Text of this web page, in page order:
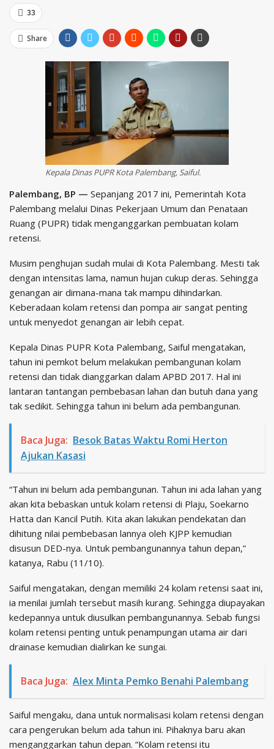
33
Share
Kepala Dinas PUPR Kota Palembang, Saiful.
Palembang, BP — Sepanjang 2017 ini, Pemerintah Kota
Palembang melalui Dinas Pekerjaan Umum dan Penataan
Ruang (PUPR) tidak menganggarkan pembuatan kolam
retensi.
Musim penghujan sudah mulai di Kota Palembang. Mesti tak
dengan intensitas lama, namun hujan cukup deras. Sehingga
genangan air dimana-mana tak mampu dihindarkan.
Keberadaan kolam retensi dan pompa air sangat penting
untuk menyedot genangan air lebih cepat.
Kepala Dinas PUPR Kota Palembang, Saiful mengatakan,
tahun ini pemkot belum melakukan pembangunan kolam
retensi dan tidak dianggarkan dalam APBD 2017. Hal ini
lantaran tantangan pembebasan lahan dan butuh dana yang
tak sedikit. Sehingga tahun ini belum ada pembangunan.
Baca Juga: Besok Batas Waktu Romi Herton
Ajukan Kasasi
“Tahun ini belum ada pembangunan. Tahun ini ada lahan yang
akan kita bebaskan untuk kolam retensi di Plaju, Soekarno
Hatta dan Kancil Putih. Kita akan lakukan pendekatan dan
dihitung nilai pembebasan lannya oleh KJPP kemudian
disusun DED-nya. Untuk pembangunannya tahun depan,”
katanya, Rabu (11/10).
Saiful mengatakan, dengan memiliki 24 kolam retensi saat ini,
ia menilai jumlah tersebut masih kurang. Sehingga diupayakan
kedepannya untuk diusulkan pembangunannya. Sebab fungsi
kolam retensi penting untuk penampungan utama air dari
drainase kemudian dialirkan ke sungai.
Baca Juga: Alex Minta Pemko Benahi Palembang
Saiful mengaku, dana untuk normalisasi kolam retensi dengan
cara pengerukan belum ada tahun ini. Pihaknya baru akan
menganggarkan tahun depan. “Kolam retensi itu